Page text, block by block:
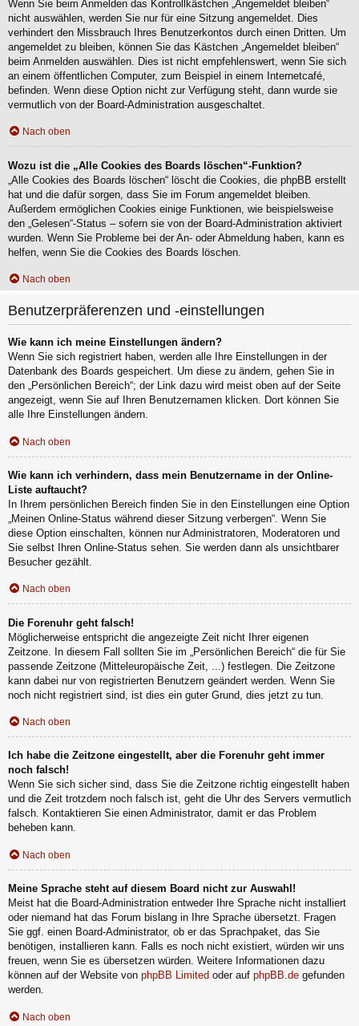
Wenn Sie beim Anmelden das Kontrollkästchen „Angemeldet bleiben“
nicht auswählen, werden Sie nur für eine Sitzung angemeldet. Dies
verhindert den Missbrauch Ihres Benutzerkontos durch einen Dritten. Um
angemeldet zu bleiben, können Sie das Kästchen „Angemeldet bleiben“
beim Anmelden auswählen. Dies ist nicht empfehlenswert, wenn Sie sich
an einem öffentlichen Computer, zum Beispiel in einem Internetcafé,
befinden. Wenn diese Option nicht zur Verfügung steht, dann wurde sie
vermutlich von der Board-Administration ausgeschaltet.
Nach oben
Wozu ist die „Alle Cookies des Boards löschen“-Funktion?
„Alle Cookies des Boards löschen“ löscht die Cookies, die phpBB erstellt
hat und die dafür sorgen, dass Sie im Forum angemeldet bleiben.
Außerdem ermöglichen Cookies einige Funktionen, wie beispielsweise
den „Gelesen“-Status – sofern sie von der Board-Administration aktiviert
wurden. Wenn Sie Probleme bei der An- oder Abmeldung haben, kann es
helfen, wenn Sie die Cookies des Boards löschen.
Nach oben
Benutzerpräferenzen und -einstellungen
Wie kann ich meine Einstellungen ändern?
Wenn Sie sich registriert haben, werden alle Ihre Einstellungen in der
Datenbank des Boards gespeichert. Um diese zu ändern, gehen Sie in
den „Persönlichen Bereich“; der Link dazu wird meist oben auf der Seite
angezeigt, wenn Sie auf Ihren Benutzernamen klicken. Dort können Sie
alle Ihre Einstellungen ändern.
Nach oben
Wie kann ich verhindern, dass mein Benutzername in der Online-
Liste auftaucht?
In Ihrem persönlichen Bereich finden Sie in den Einstellungen eine Option
„Meinen Online-Status während dieser Sitzung verbergen“. Wenn Sie
diese Option einschalten, können nur Administratoren, Moderatoren und
Sie selbst Ihren Online-Status sehen. Sie werden dann als unsichtbarer
Besucher gezählt.
Nach oben
Die Forenuhr geht falsch!
Möglicherweise entspricht die angezeigte Zeit nicht Ihrer eigenen
Zeitzone. In diesem Fall sollten Sie im „Persönlichen Bereich“ die für Sie
passende Zeitzone (Mitteleuropäische Zeit, ...) festlegen. Die Zeitzone
kann dabei nur von registrierten Benutzern geändert werden. Wenn Sie
noch nicht registriert sind, ist dies ein guter Grund, dies jetzt zu tun.
Nach oben
Ich habe die Zeitzone eingestellt, aber die Forenuhr geht immer
noch falsch!
Wenn Sie sich sicher sind, dass Sie die Zeitzone richtig eingestellt haben
und die Zeit trotzdem noch falsch ist, geht die Uhr des Servers vermutlich
falsch. Kontaktieren Sie einen Administrator, damit er das Problem
beheben kann.
Nach oben
Meine Sprache steht auf diesem Board nicht zur Auswahl!
Meist hat die Board-Administration entweder Ihre Sprache nicht installiert
oder niemand hat das Forum bislang in Ihre Sprache übersetzt. Fragen
Sie ggf. einen Board-Administrator, ob er das Sprachpaket, das Sie
benötigen, installieren kann. Falls es noch nicht existiert, würden wir uns
freuen, wenn Sie es übersetzen würden. Weitere Informationen dazu
können auf der Website von phpBB Limited oder auf phpBB.de gefunden
werden.
Nach oben